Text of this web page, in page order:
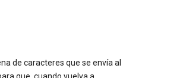
de caracteres que se envía al